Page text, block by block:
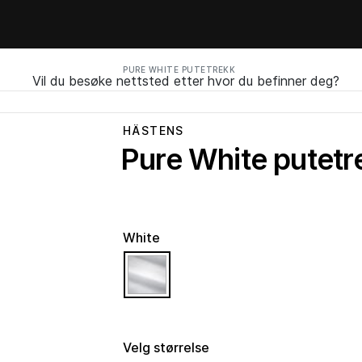
PURE WHITE PUTETREKK
Vil du besøke nettsted etter hvor du befinner deg?
HÄSTENS
Pure White
Velg størrelse
White